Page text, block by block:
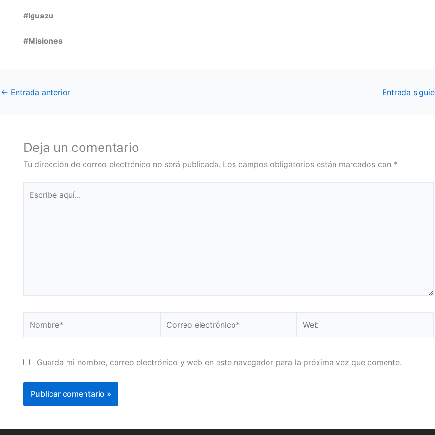
#Iguazu
#Misiones
← Entrada anterior Entrada
Deja un comentario
Tu dirección de correo electrónico no será publicada. Los campos obligatorios están marcados con *
aquí...
electrónico*
Guarda mi nombre, correo electrónico y web en este navegador para la próxima vez que comente.